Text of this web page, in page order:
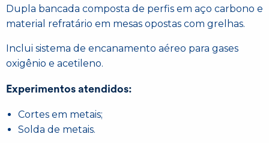
Dupla bancada composta de perfis em aço carbono e
material refratário em mesas opostas com grelhas.
Inclui sistema de encanamento aéreo para gases
oxigênio e acetileno.
Experimentos atendidos:
Cortes em metais;
Solda de metais.